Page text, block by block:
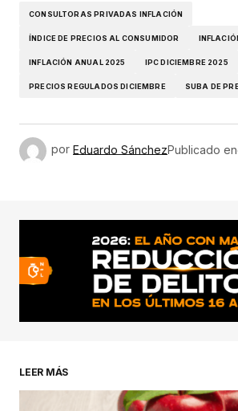
CONSULTORAS PRIVADAS INFLACIÓN
ÍNDICE DE PRECIOS AL CONSUMIDOR
INFLACIÓN ANUAL 2025 IPC DICIEMBRE 2025
PRECIOS REGULADOS DICIEMBRE SUBA DE
por Eduardo SánchezPublicado
LEER MÁS